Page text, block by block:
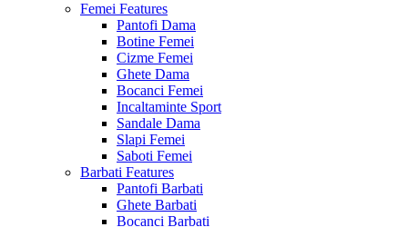
Femei Features
Pantofi Dama
Botine Femei
Cizme Femei
Ghete Dama
Bocanci Femei
Incaltaminte Sport
Sandale Dama
Slapi Femei
Saboti Femei
Barbati Features
Pantofi Barbati
Ghete Barbati
Bocanci Barbati